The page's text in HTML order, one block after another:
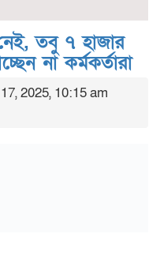
তবু ৭ হাজার
না কর্মকর্তারা
2025, 10:15 am